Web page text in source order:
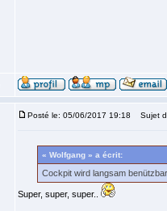
Posté le: 05/06/2017 19:18 Sujet
« Wolfgang » a écrit:
Cockpit wird langsam
Super, super, super..